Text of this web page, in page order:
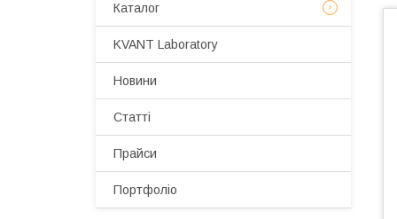
Каталог
KVANT Laboratory
Новини
Статті
Прайси
Портфоліо